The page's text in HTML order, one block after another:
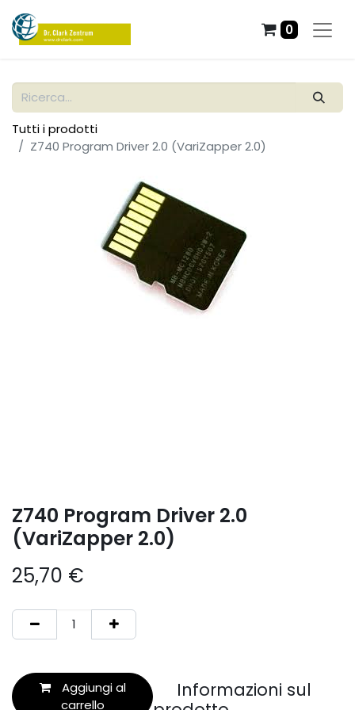
0
Tutti i prodotti
Z740 Program Driver 2.0 (VariZapper 2.0)
Z740 Program Driver 2.0
(VariZapper 2.0)
25,70 €
Aggiungi al
carrello
Informazioni sul